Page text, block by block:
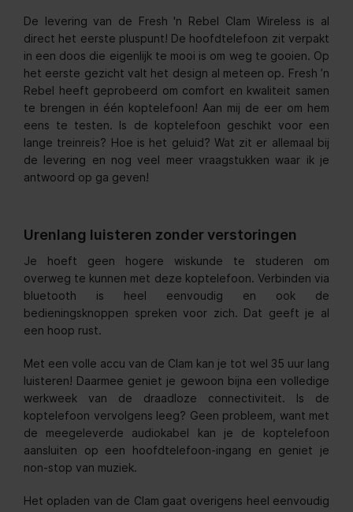
De levering van de Fresh 'n Rebel Clam Wireless is al
direct het eerste pluspunt! De hoofdtelefoon zit verpakt
in een doos die eigenlijk te mooi is om weg te gooien. Op
het eerste gezicht valt het design al meteen op. Fresh ’n
Rebel heeft geprobeerd om comfort en kwaliteit samen
te brengen in één koptelefoon! Aan mij de eer om hem
eens te testen. Is de koptelefoon geschikt voor een
lange treinreis? Hoe is het geluid? Wat zit er allemaal bij
de levering en nog veel meer vraagstukken waar ik je
antwoord op ga geven!
Urenlang luisteren zonder verstoringen
Je hoeft geen hogere wiskunde te studeren om
overweg te kunnen met deze koptelefoon. Verbinden via
bluetooth is heel eenvoudig en ook de
bedieningsknoppen spreken voor zich. Dat geeft je al
een hoop rust.
Met een volle accu van de Clam kan je tot wel 35 uur lang
luisteren! Daarmee geniet je gewoon bijna een volledige
werkweek van de draadloze connectiviteit. Is de
koptelefoon vervolgens leeg? Geen probleem, want met
de meegeleverde audiokabel kan je de koptelefoon
aansluiten op een hoofdtelefoon-ingang en geniet je
non-stop van muziek.
Het opladen van de Clam gaat overigens heel eenvoudig